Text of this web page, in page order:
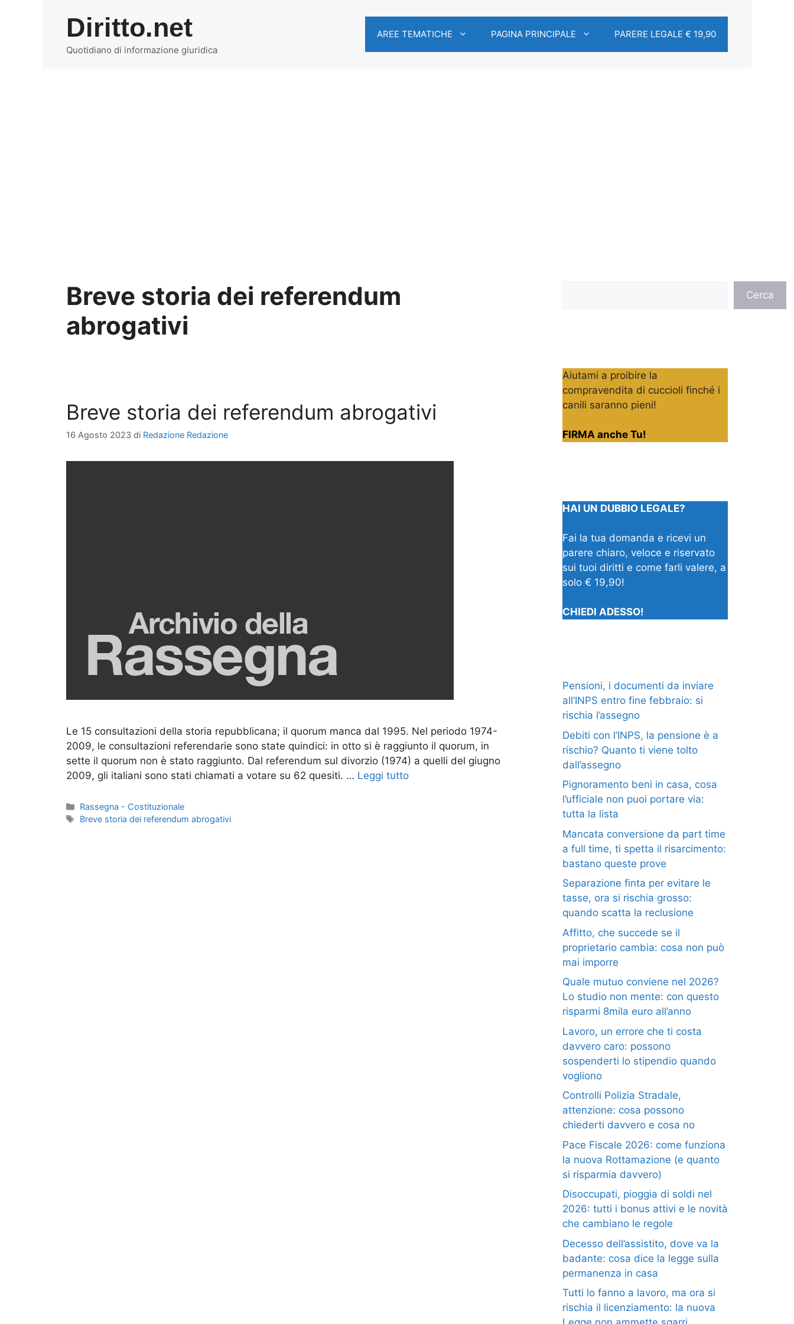
Diritto.net
Quotidiano di informazione giuridica
AREE TEMATICHE PAGINA PRINCIPALE PARERE LEGALE € 19,90
Breve storia dei referendum
abrogativi
Breve storia dei referendum abrogativi
16 Agosto 2023 di Redazione Redazione
Le 15 consultazioni della storia repubblicana; il quorum manca dal 1995. Nel periodo 1974-
2009, le consultazioni referendarie sono state quindici: in otto si è raggiunto il quorum, in
sette il quorum non è stato raggiunto. Dal referendum sul divorzio (1974) a quelli del giugno
2009, gli italiani sono stati chiamati a votare su 62 quesiti. … Leggi tutto
Categorie
Rassegna - Costituzionale
Tag
Breve storia dei referendum abrogativi
Cerca
Aiutami a proibire la
compravendita di cuccioli finché i
canili saranno pieni!
FIRMA anche Tu!
HAI UN DUBBIO LEGALE?
Fai la tua domanda e ricevi un
parere chiaro, veloce e riservato
sui tuoi diritti e come farli valere, a
solo € 19,90!
CHIEDI ADESSO!
Pensioni, i documenti da inviare
all’INPS entro fine febbraio: si
rischia l’assegno
Debiti con l’INPS, la pensione è a
rischio? Quanto ti viene tolto
dall’assegno
Pignoramento beni in casa, cosa
l’ufficiale non puoi portare via:
tutta la lista
Mancata conversione da part time
a full time, ti spetta il risarcimento:
bastano queste prove
Separazione finta per evitare le
tasse, ora si rischia grosso:
quando scatta la reclusione
Affitto, che succede se il
proprietario cambia: cosa non può
mai imporre
Quale mutuo conviene nel 2026?
Lo studio non mente: con questo
risparmi 8mila euro all’anno
Lavoro, un errore che ti costa
davvero caro: possono
sospenderti lo stipendio quando
vogliono
Controlli Polizia Stradale,
attenzione: cosa possono
chiederti davvero e cosa no
Pace Fiscale 2026: come funziona
la nuova Rottamazione (e quanto
si risparmia davvero)
Disoccupati, pioggia di soldi nel
2026: tutti i bonus attivi e le novità
che cambiano le regole
Decesso dell’assistito, dove va la
badante: cosa dice la legge sulla
permanenza in casa
Tutti lo fanno a lavoro, ma ora si
rischia il licenziamento: la nuova